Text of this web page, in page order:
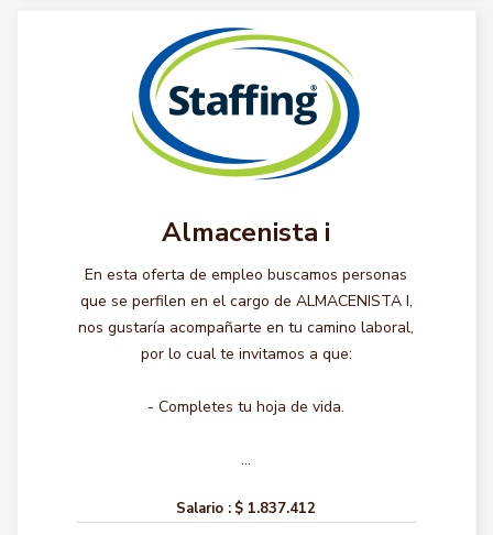
Almacenista i
En esta oferta de empleo buscamos personas
que se perfilen en el cargo de ALMACENISTA I,
nos gustaría acompañarte en tu camino laboral,
por lo cual te invitamos a que:
- Completes tu hoja de vida.
...
Salario : $ 1.837.412